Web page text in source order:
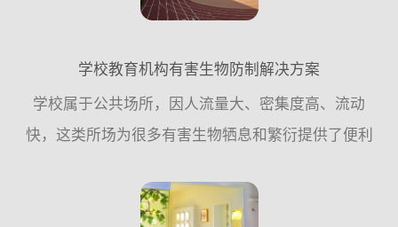
学校教育机构有害生物防制解决方案
学校属于公共场所，因人流量大、密集度高、流动
快，这类所场为很多有害生物牺息和繁衍提供了便利
应该遵循从源头控制的原则，更多的需要从日常工作